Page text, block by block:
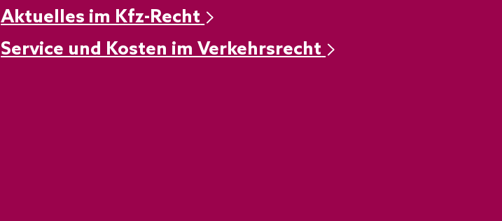
Aktuelles im Kfz-Recht
Service und Kosten im Verkehrsrecht